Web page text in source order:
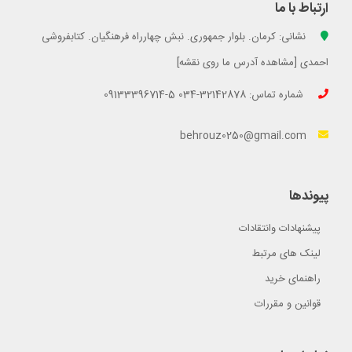
ارتباط با ما
نشانی: کرمان. بلوار جمهوری. نبش چهارراه فرهنگیان. کتابفروشی
احمدی [مشاهده آدرس ما روی نقشه]
شماره تماس: 32142878-034 5-09133396714
behrouz0250@gmail.com
پیوندها
پیشنهادات وانتقادات
لینک های مرتبط
راهنمای خرید
قوانین و مقررات